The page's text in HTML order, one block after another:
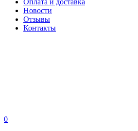
Оплата и доставка
Новости
Отзывы
Контакты
0